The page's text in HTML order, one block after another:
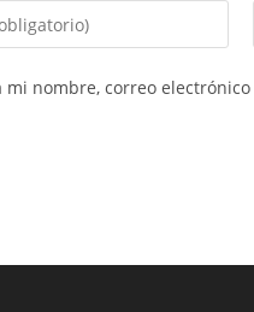
mi nombre, correo